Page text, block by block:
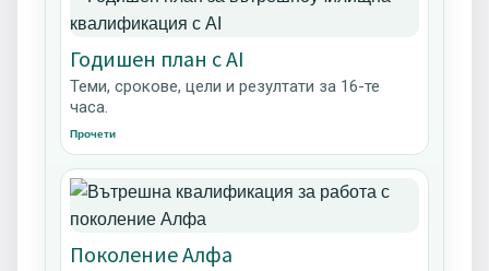
Годишен план с AI
Теми, срокове, цели и резултати за 16-те
часа.
Прочети
Поколение Алфа